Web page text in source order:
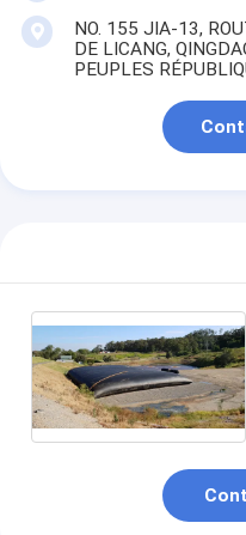
NO. 155 JIA-13,
DE LICANG,
PEUPLES